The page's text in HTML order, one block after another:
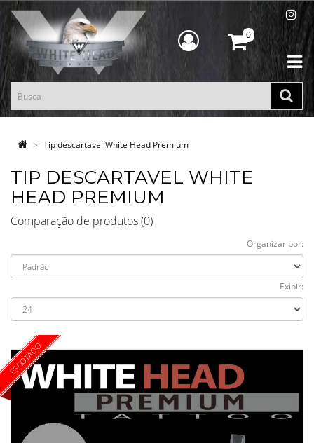
0
Tip descartavel White Head Premium
TIP DESCARTAVEL WHITE
HEAD PREMIUM
Comparação de produtos (0)
Organizar por:
Exibir:
ESGOTADO